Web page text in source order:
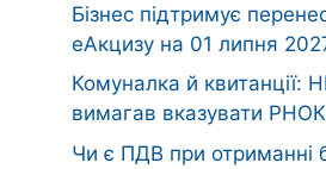
Бізнес підтримує
еАкцизу на 01 липня
Комуналка й квитанції:
вимагав вказувати
Чи є ПДВ при отриманні